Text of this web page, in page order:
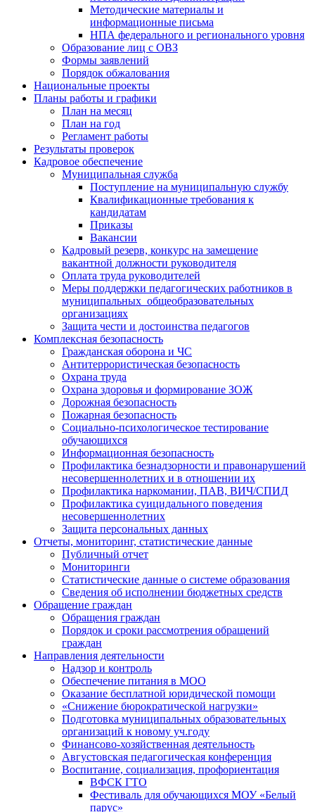
Методические материалы и
информационные письма
НПА федерального и регионального уровня
Образование лиц с ОВЗ
Формы заявлений
Порядок обжалования
Национальные проекты
Планы работы и графики
План на месяц
План на год
Регламент работы
Результаты проверок
Кадровое обеспечение
Муниципальная служба
Поступление на муниципальную службу
Квалификационные требования к
кандидатам
Приказы
Вакансии
Кадровый резерв, конкурс на замещение
вакантной должности руководителя
Оплата труда руководителей
Меры поддержки педагогических работников в
муниципальных общеобразовательных
организациях
Защита чести и достоинства педагогов
Комплексная безопасность
Гражданская оборона и ЧС
Антитеррористическая безопасность
Охрана труда
Охрана здоровья и формирование ЗОЖ
Дорожная безопасность
Пожарная безопасность
Социально-психологическое тестирование
обучающихся
Информационная безопасность
Профилактика безнадзорности и правонарушений
несовершеннолетних и в отношении их
Профилактика наркомании, ПАВ, ВИЧ/СПИД
Профилактика суицидального поведения
несовершеннолетних
Защита персональных данных
Отчеты, мониторинг, статистические данные
Публичный отчет
Мониторинги
Статистические данные о системе образования
Сведения об исполнении бюджетных средств
Обращение граждан
Обращения граждан
Порядок и сроки рассмотрения обращений
граждан
Направления деятельности
Надзор и контроль
Обеспечение питания в МОО
Оказание бесплатной юридической помощи
«Снижение бюрократической нагрузки»
Подготовка муниципальных образовательных
организаций к новому уч.году
Финансово-хозяйственная деятельность
Августовская педагогическая конференция
Воспитание, социализация, профориентация
ВФСК ГТО
Фестиваль для обучающихся МОУ «Белый
парус»